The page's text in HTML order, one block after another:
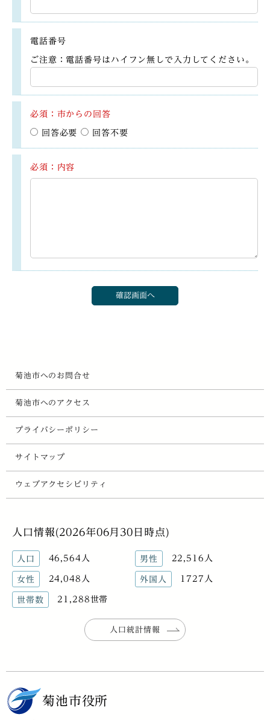
電話番号
ご注意：電話番号はハイフン無しで入力してください。
必須：市からの回答
回答必要 回答不要
必須：内容
菊池市へのお問合せ
菊池市へのアクセス
プライバシーポリシー
サイトマップ
ウェブアクセシビリティ
人口情報(2026年06月30日時点)
人口 46,564人 男性 22,516人
女性 24,048人 外国人 1727人
世帯数 21,288世帯
人口統計情報
菊池市役所